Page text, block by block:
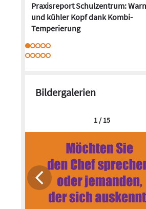
Praxisreport Schulzentrum:
und kühler Kopf dank Kombi-
Temperierung
Bildergalerien
1 / 15